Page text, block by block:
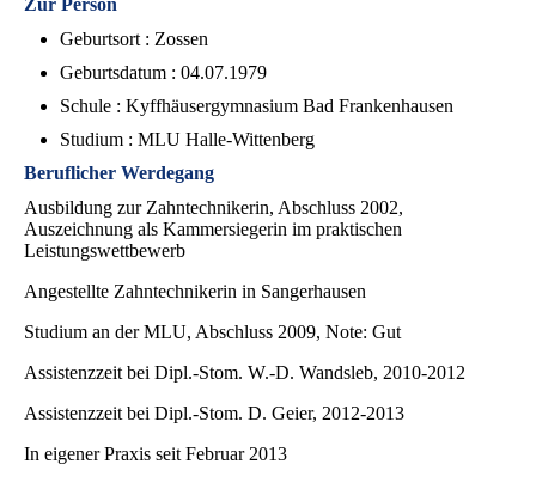
Geburtsort : Zossen
Geburtsdatum : 04.07.1979
Schule : Kyffhäusergymnasium Bad Frankenhausen
Studium : MLU Halle-Wittenberg
Beruflicher Werdegang
Ausbildung zur Zahntechnikerin, Abschluss 2002,
Auszeichnung als Kammersiegerin im praktischen
Leistungswettbewerb
Angestellte Zahntechnikerin in Sangerhausen
Studium an der MLU, Abschluss 2009, Note: Gut
Assistenzzeit bei Dipl.-Stom. W.-D. Wandsleb, 2010-2012
Assistenzzeit bei Dipl.-Stom. D. Geier, 2012-2013
In eigener Praxis seit Februar 2013